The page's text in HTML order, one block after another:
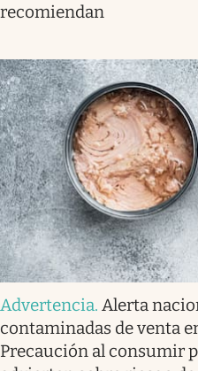
recomiendan
Advertencia. Alerta
contaminadas de venta
Precaución al consumir